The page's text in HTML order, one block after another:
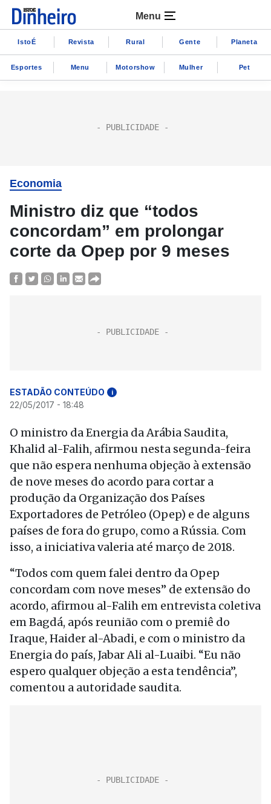
Menu
IstoÉ Revista Rural Gente Planeta
Esportes Menu Motorshow Mulher Pet
Economia
Ministro diz que “todos
concordam” em prolongar
corte da Opep por 9 meses
ESTADÃO CONTEÚDO i
22/05/2017 - 18:48
O ministro da Energia da Arábia Saudita,
Khalid al-Falih, afirmou nesta segunda-feira
que não espera nenhuma objeção à extensão
de nove meses do acordo para cortar a
produção da Organização dos Países
Exportadores de Petróleo (Opep) e de alguns
países de fora do grupo, como a Rússia. Com
isso, a iniciativa valeria até março de 2018.
“Todos com quem falei dentro da Opep
concordam com nove meses” de extensão do
acordo, afirmou al-Falih em entrevista coletiva
em Bagdá, após reunião com o premiê do
Iraque, Haider al-Abadi, e com o ministro da
Energia do país, Jabar Ali al-Luaibi. “Eu não
espero qualquer objeção a esta tendência”,
comentou a autoridade saudita.